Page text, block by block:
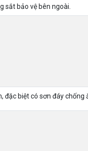
sắt bảo vệ bên ngoài.
biệt có sơn đáy chống